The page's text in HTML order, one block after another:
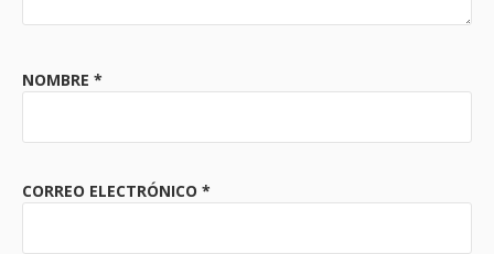
NOMBRE *
CORREO ELECTRÓNICO *